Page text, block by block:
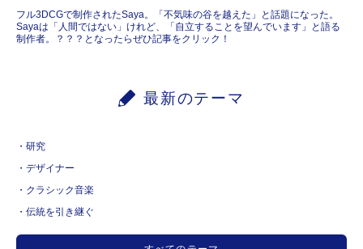
フル3DCGで制作されたSaya。「不気味の谷を越えた」と話題になった。
Sayaは「人間ではない」けれど、「自立することを望んでいます」と語る
制作者。？？？となったらぜひ記事をクリック！
最新のテーマ
研究
デザイナー
クラシック音楽
伝統を引き継ぐ